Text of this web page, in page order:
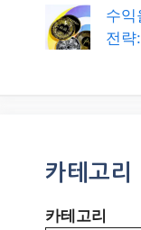
수익
전
카테고리
카테고리